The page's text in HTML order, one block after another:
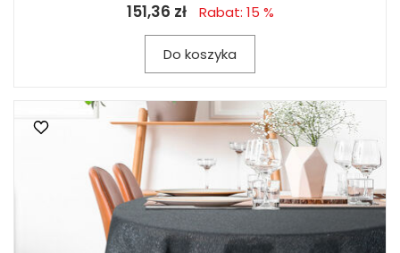
151,36 zł Rabat: 15 %
Do koszyka